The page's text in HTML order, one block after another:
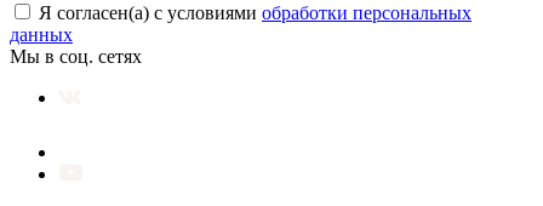
Я согласен(а) с условиями обработки персональных
данных
Мы в соц. сетях